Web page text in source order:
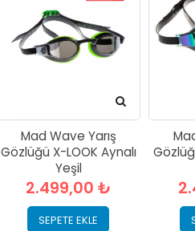
Mad Wave Yarış
Gözlüğü X-LOOK Aynalı
Yeşil
2.499,00 ₺
SEPETE EKLE